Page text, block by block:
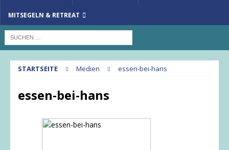
MITSEGELN & RETREAT
STARTSEITE Medien essen-bei-hans
essen-bei-hans